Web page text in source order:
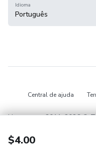
$4.00
Idioma
Português
Central de ajuda
Hotmart — 2011-2026 ©